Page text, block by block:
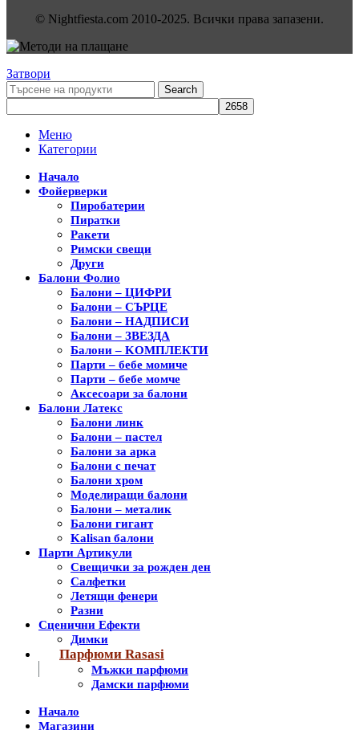
© Nightfiesta.com 2010-2025. Всички права запазени.
Затвори
Search
Меню
Категории
Начало
Фойерверки
Пиробатерии
Пиратки
Ракети
Римски свещи
Други
Балони Фолио
Балони – ЦИФРИ
Балони – СЪРЦЕ
Балони – НАДПИСИ
Балони – ЗВЕЗДА
Балони – KОМПЛЕКТИ
Парти – бебе момиче
Парти – бебе момче
Аксесоари за балони
Балони Латекс
Балони линк
Балони – пастел
Балони за арка
Балони с печат
Балони хром
Моделиращи балони
Балони – металик
Балони гигант
Kalisan балони
Парти Артикули
Свещички за рожден ден
Салфетки
Летящи фенери
Разни
Сценични Ефекти
Димки
Парфюми Rasasi
Мъжки парфюми
Дамски парфюми
Начало
Магазини